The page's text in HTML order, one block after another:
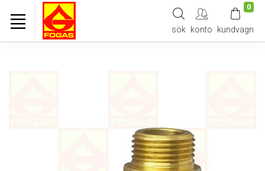
sök konto
0
kundvagn